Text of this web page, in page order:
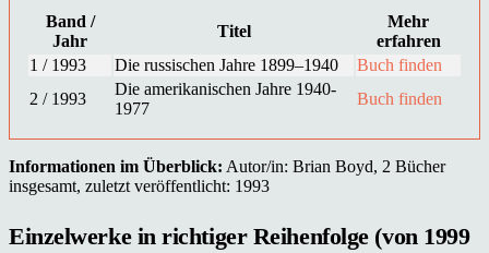
Band /
Jahr
Titel
Mehr
erfahren
1 / 1993
Die russischen Jahre 1899–1940
Buch finden
2 / 1993
Die amerikanischen Jahre 1940-
1977
Buch finden
Informationen im Überblick: Autor/in: Brian Boyd, 2 Bücher
insgesamt, zuletzt veröffentlicht: 1993
Einzelwerke in richtiger Reihenfolge (von 1999